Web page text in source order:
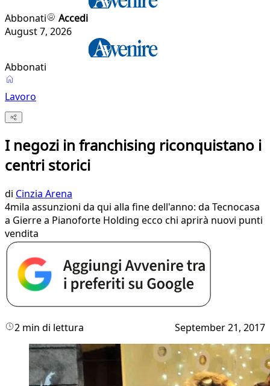
Abbonati
Accedi
August 7, 2026
Abbonati
Lavoro
I negozi in franchising riconquistano i
centri storici
di Cinzia Arena
4mila assunzioni da qui alla fine dell'anno: da Tecnocasa
a Gierre a Pianoforte Holding ecco chi aprirà nuovi punti
vendita
2 min di lettura September 21, 2017